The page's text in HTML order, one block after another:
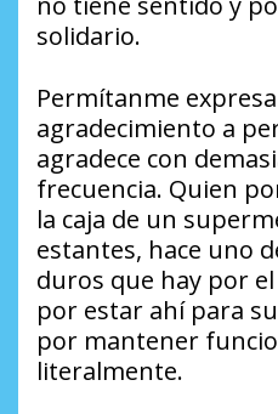
solidario.
Permítanme
agradecimiento a
agradece con
frecuencia. Quien
la caja de un
estantes, hace uno
duros que hay por
por estar ahí para
por mantener
literalmente.